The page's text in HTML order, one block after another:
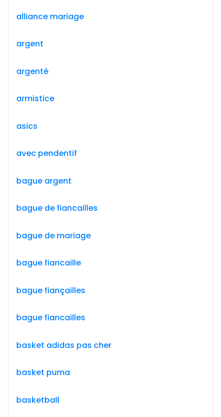
alliance mariage
argent
argenté
armistice
asics
avec pendentif
bague argent
bague de fiancailles
bague de mariage
bague fiancaille
bague fiançailles
bague fiancailles
basket adidas pas cher
basket puma
basketball